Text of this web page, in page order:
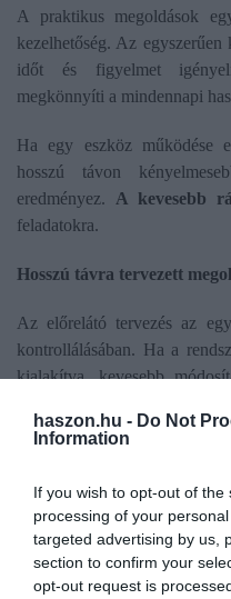
haszon.hu - Do Not
Information
If you wish to opt-out of
processing of your
targeted advertising by us,
section to confirm your
opt-out request is
A praktikus megoldások
kezelhetőség. Az egyszerűen
időt és figyelmet
megkönnyíti a mindennapi
Ha egy eszköz működése
hosszú távon
eredményez. A kevesebb
feladatokra.
Hosszú távra tervezett
Az előrelátó tervezés az
kontrollálásában. Ha a
kialakítva, kevesebb
lépésektől megbízhatóan
hosszú távon kézzelfogható
Apró döntések, tartós